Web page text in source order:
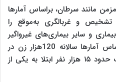
مانند سرطان، براساس آمارها
تشخیص و غربالگری به‌موقع را
و سایر بیماری‌های غیرواگیر
مزمن دانست و اضافه کرد: براساس آمارها سالانه 120هزار زن در
کشور فوت می‌کنند که علت مرگ حدود ۱۵ هزار نفر ابتلا به یکی از